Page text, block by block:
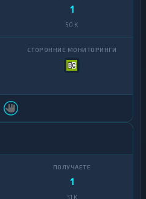
1
50 K
1
31 K